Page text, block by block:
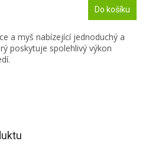
Do košíku
a myš nabízející jednoduchý a
poskytuje spolehlivý výkon